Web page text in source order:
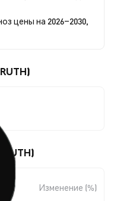
цены на 2026–2030,
Изменение (%)